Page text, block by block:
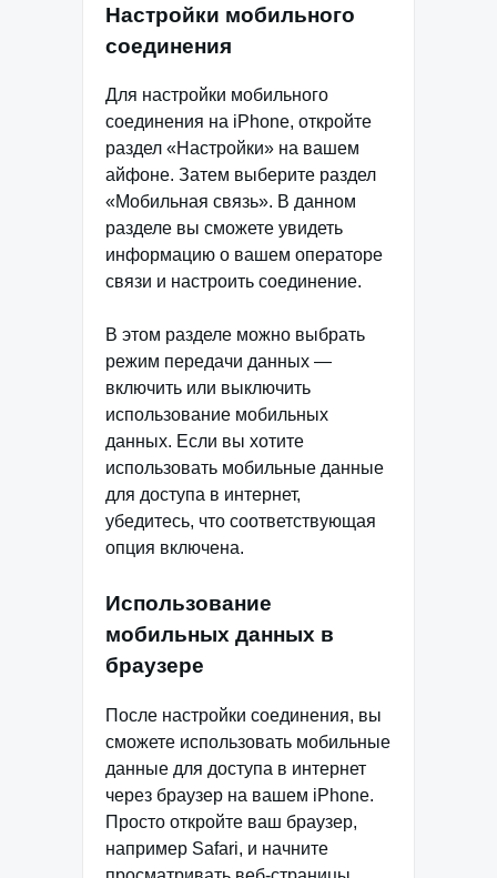
Настройки мобильного
соединения
Для настройки мобильного
соединения на iPhone, откройте
раздел «Настройки» на вашем
айфоне. Затем выберите раздел
«Мобильная связь». В данном
разделе вы сможете увидеть
информацию о вашем операторе
связи и настроить соединение.
В этом разделе можно выбрать
режим передачи данных —
включить или выключить
использование мобильных
данных. Если вы хотите
использовать мобильные данные
для доступа в интернет,
убедитесь, что соответствующая
опция включена.
Использование
мобильных данных в
браузере
После настройки соединения, вы
сможете использовать мобильные
данные для доступа в интернет
через браузер на вашем iPhone.
Просто откройте ваш браузер,
например Safari, и начните